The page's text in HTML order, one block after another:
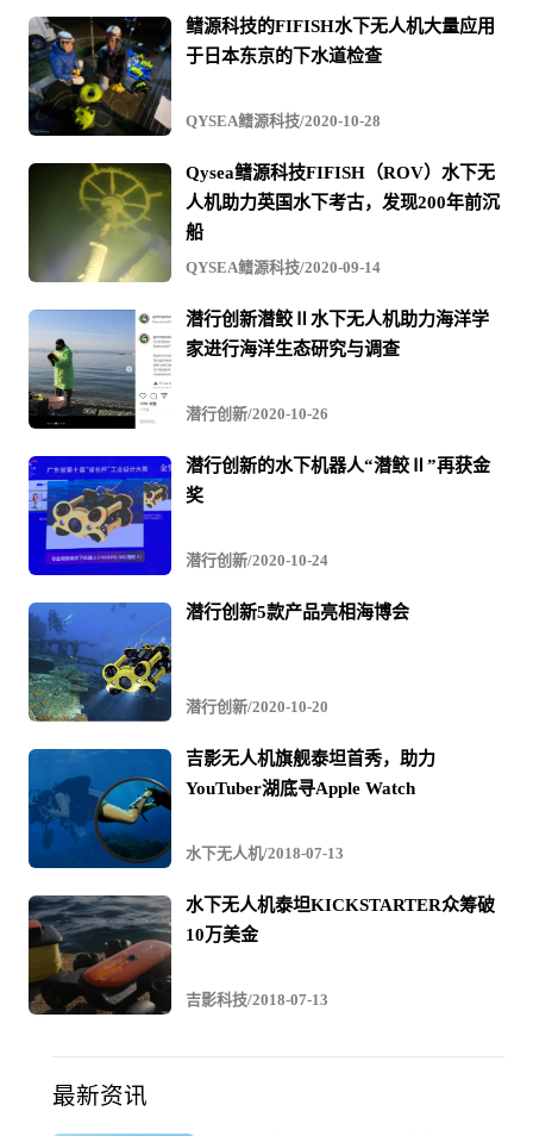
VR体感操控，身临其境，影随身动
除了能够获得身临其境的水下视角外，还允使用者直接通
过VR设备的方向转动同步控制水下机器人拍摄角度，真正
做到人机合一，影随身动，带来革命性的操控体验。
鳍源FIFISH PRO禅ZEN1水下无人机允许使用者在岸上通
过遥控器随时调节相机参数，并根据不同环境的需要进行
拍摄、录像、打光等各项操作。
坚固耐用
第二代纤维复合材料和航空铝材，使机器结构坚固，抗冲
击，耐腐蚀，耐高低温，可以从容应对各种严酷复杂的拍
摄环境。
鳍源科技的FIFISH水下无人机大量应用
于日本东京的下水道检查
QYSEA鳍源科技/2020-10-28
Qysea鳍源科技FIFISH（ROV）水下无
人机助力英国水下考古，发现200年前沉
船
QYSEA鳍源科技/2020-09-14
潜行创新潜鲛Ⅱ水下无人机助力海洋学
家进行海洋生态研究与调查
潜行创新/2020-10-26
潜行创新的水下机器人“潜鲛Ⅱ”再获金
奖
潜行创新/2020-10-24
潜行创新5款产品亮相海博会
潜行创新/2020-10-20
吉影无人机旗舰泰坦首秀，助力
YouTuber湖底寻Apple Watch
水下无人机/2018-07-13
水下无人机泰坦KICKSTARTER众筹破
10万美金
吉影科技/2018-07-13
最新资讯